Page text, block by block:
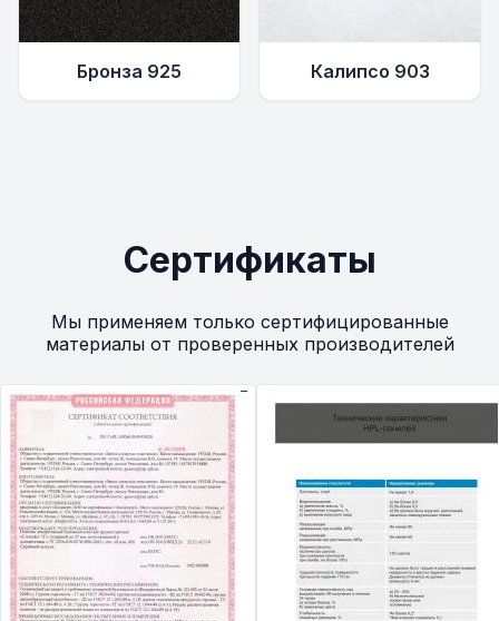
Бронза 925 Калипсо 903
Сертификаты
Мы применяем только сертифицированные
материалы от проверенных производителей